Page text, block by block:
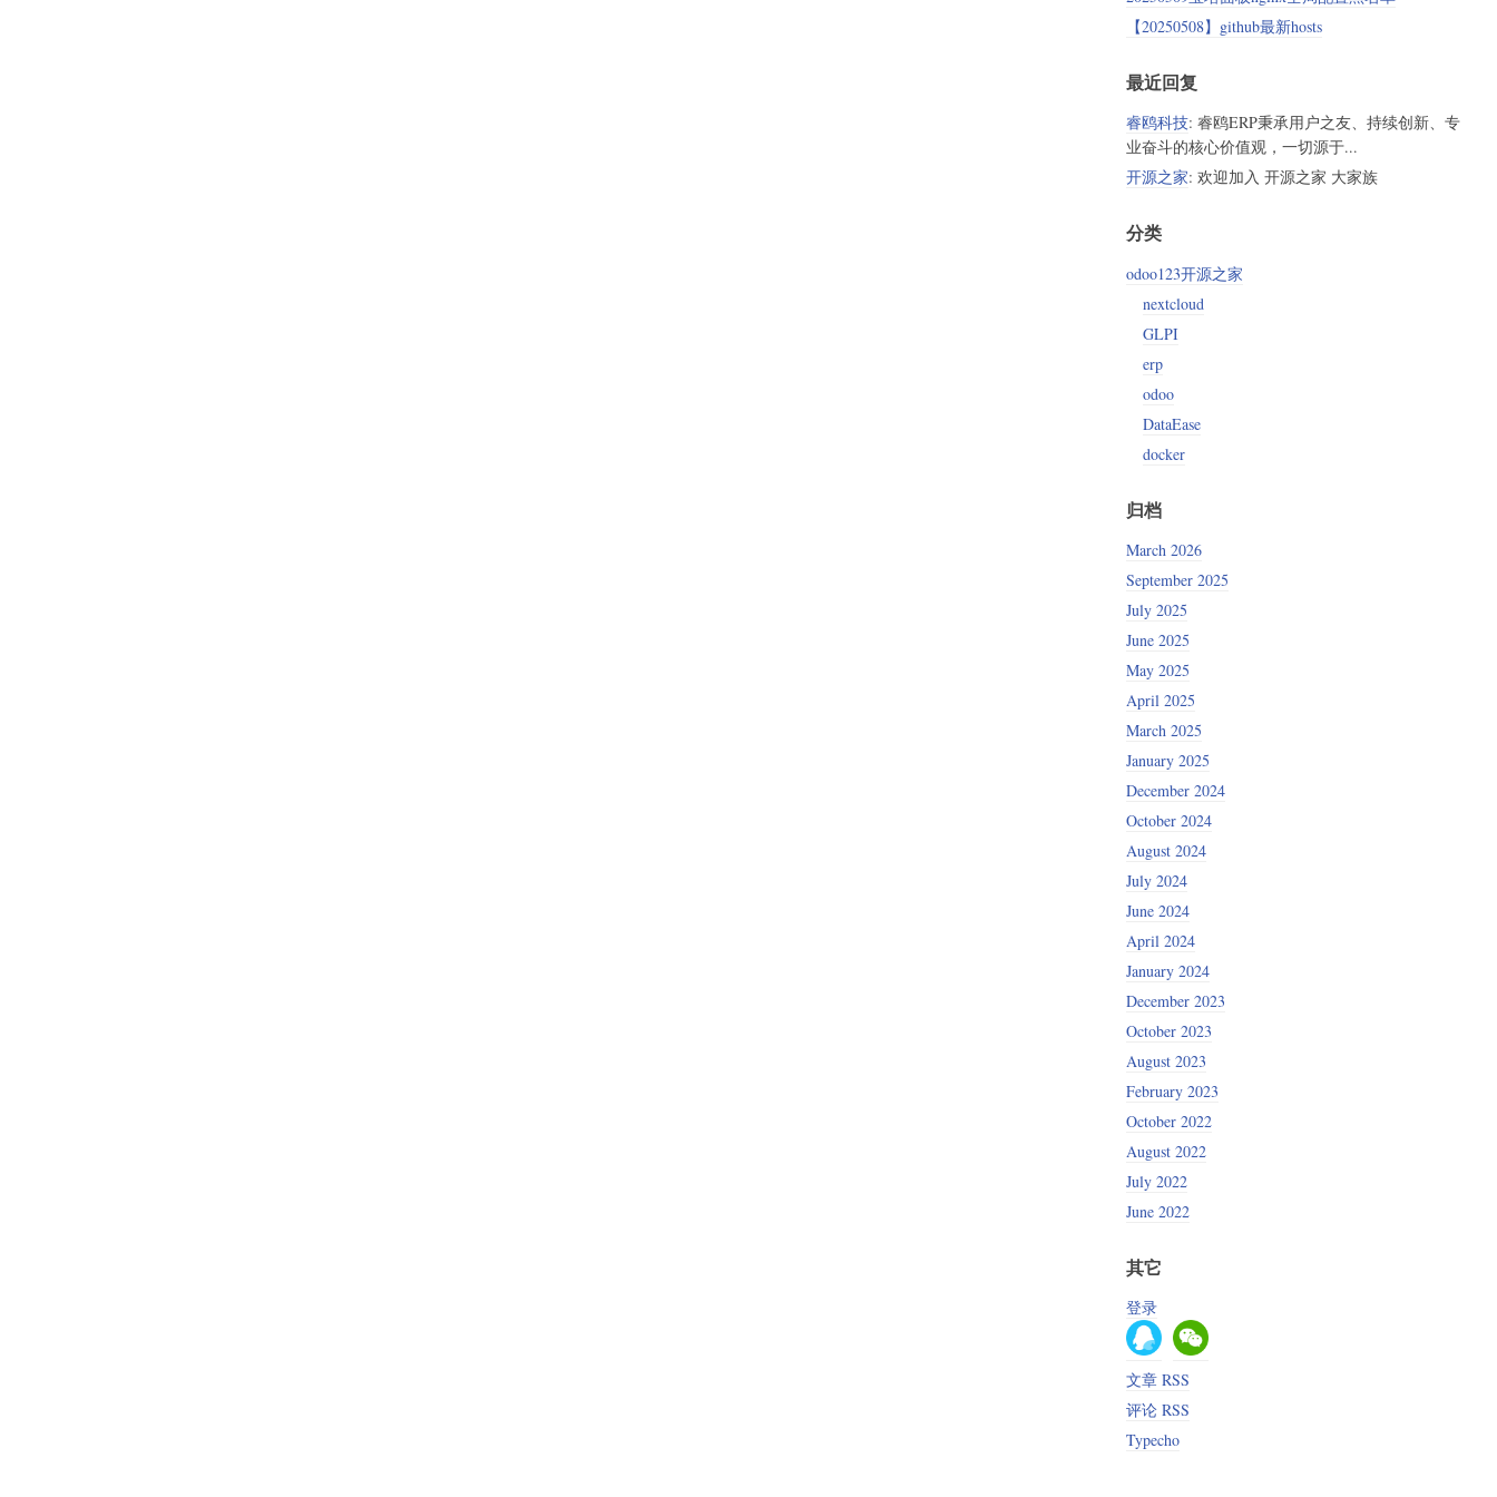
【20250508】github最新hosts
最近回复
睿鸥科技: 睿鸥ERP秉承用户之友、持续创新、专
业奋斗的核心价值观，一切源于...
开源之家: 欢迎加入 开源之家 大家族
分类
odoo123开源之家
nextcloud
GLPI
erp
odoo
DataEase
docker
归档
March 2026
September 2025
July 2025
June 2025
May 2025
April 2025
March 2025
January 2025
December 2024
October 2024
August 2024
July 2024
June 2024
April 2024
January 2024
December 2023
October 2023
August 2023
February 2023
October 2022
August 2022
July 2022
June 2022
其它
登录
文章 RSS
评论 RSS
Typecho